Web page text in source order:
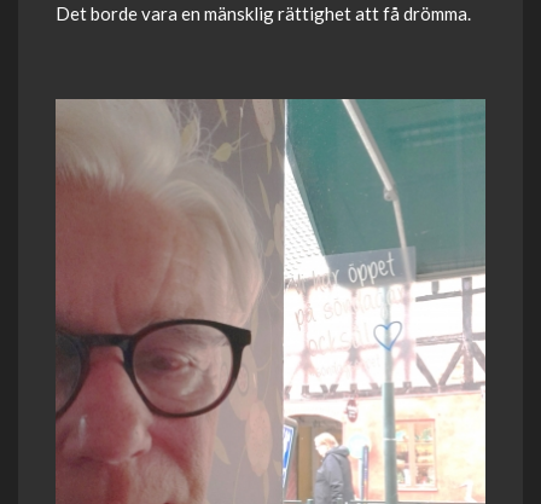
Det borde vara en mänsklig rättighet att få drömma.